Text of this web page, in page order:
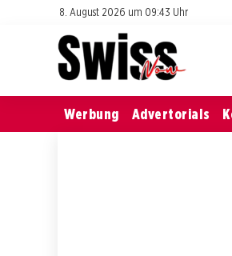
8. August 2026 um 09:43 Uhr
Werbung Advertorials